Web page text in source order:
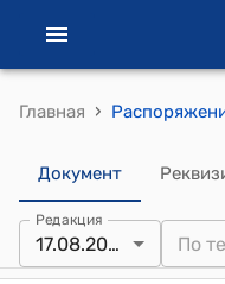
Главная ›
Документ
Редакция
17.08.2012